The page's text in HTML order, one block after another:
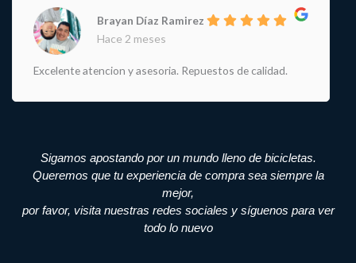
Brayan Díaz Ramirez
Hace 2 meses
Excelente atencion y asesoria. Repuestos de calidad.
Sigamos apostando por un mundo lleno de bicicletas.
Queremos que tu experiencia de compra sea siempre la
mejor,
por favor, visita nuestras redes sociales y síguenos para ver
todo lo nuevo